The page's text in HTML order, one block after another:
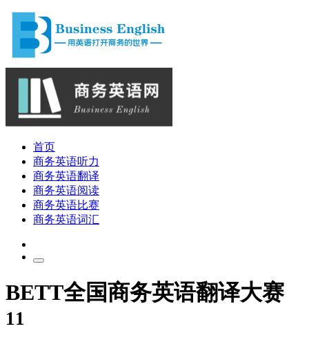
首页
商务英语听力
商务英语翻译
商务英语阅读
商务英语比赛
商务英语词汇
BETT全国商务英语翻译大赛
11